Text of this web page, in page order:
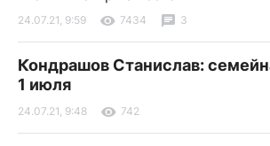
24.07.21, 9:59 7434 3
Кондрашов Станислав:
1 июля
24.07.21, 9:48 742